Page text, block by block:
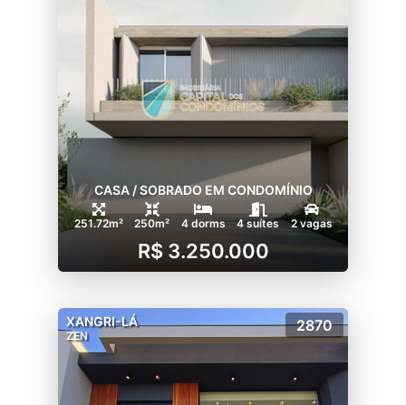
- Quadra futebol 5;
- Assador Gourmet equipado
- Kids Park com brinquedos lúdicos e
pedagógicos.
**Condomínio ainda conta com uma casa
apoio na beira da praia. Espaço privativo
para os proprietários com banheiros,
guarda-Sol, cadeiras e bicicletário.
Entre em contato para maiores informações:
CASA / SOBRADO EM CONDOMÍNIO
251.72m² 250m² 4 dorms 4 suítes 2 vagas
R$ 3.250.000
XANGRI-LÁ
ZEN
2870